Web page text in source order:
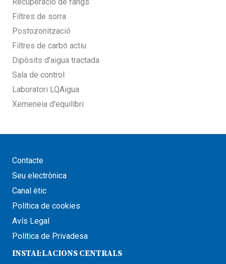
Filtres de sorra
Postozonització
Filtres de carbó actiu
Dipòsits d’aigua tractada
Sala de control
Laboratori LQAigua
Xemeneia d'equilibri
Contacte
Seu electrònica
Canal ètic
Política de cookies
Avís Legal
Política de Privadesa
INSTAL·LACIONS CENTRALS